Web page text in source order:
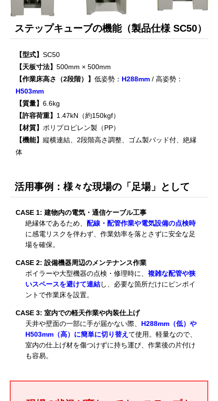
ステップキューブの機能（製品仕様 SC50）
【型式】SC50
【天板寸法】500mm × 500mm
【作業床高さ（2段階）】低姿勢： H288mm / 高姿勢：
H503mm
【質量】6.6kg
【許容荷重】 1.47kN（約150kgf）
【材質】ポリプロピレン製（PP）
【機能】縦横連結、2段階高さ調整、ゴム製パッド付、絶縁
体
活用事例：様々な現場の「足場」として
CASE 1: 建物内の電気・通信ケーブル工事
絶縁体であるため、配線・配管作業や電気設備の点検時
に感電リスクを伴わず、作業効率を落とさずに安全な足
場を確保。
CASE 2: 設備機器周辺のメンテナンス作業
ボイラーや大型機器の点検・修理時に、複雑な配管や狭
いスペースを避けて連結し、必要な箇所だけにピンポイ
ントで作業床を設置。
CASE 3: 室内での軽天作業や内装仕上げ
天井や壁面の一部に手が届かない際、 H288mm（低）や
H503mm（高）に簡単に切り替えて使用。軽量なので、
室内の仕上げ材を傷つけずに持ち運び、作業後の片付け
も容易。